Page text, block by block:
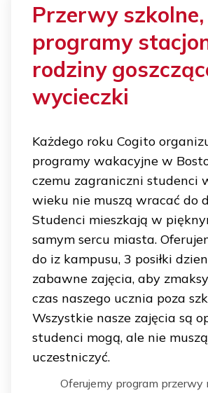
Przerwy szkolne,
programy
rodziny
wycieczki
Każdego roku Cogito
programy wakacyjne w
czemu zagraniczni studenci
wieku nie muszą wracać do
Studenci mieszkają w
samym sercu miasta.
do iz kampusu, 3 posiłki
zabawne zajęcia, aby
czas naszego ucznia poza
Wszystkie nasze zajęcia są
studenci mogą, ale nie muszą
uczestniczyć.
Oferujemy program przerwy